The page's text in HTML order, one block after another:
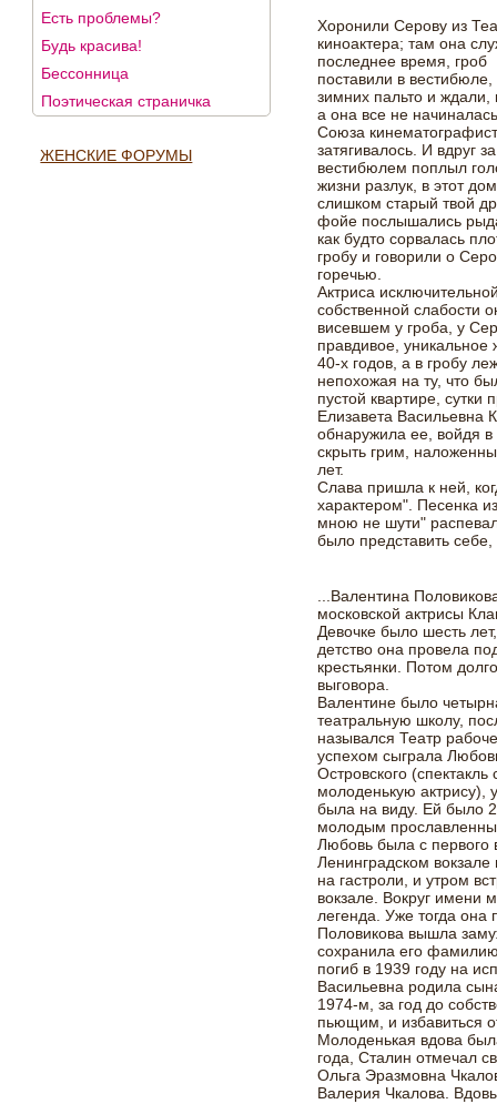
Есть проблемы?
Будь красива!
Бессонница
Поэтическая страничка
ЖЕНСКИЕ ФОРУМЫ
Хоронили Серову из
киноактера; там она
последнее время, гроб
поставили в
зимних пальто и ждали,
а она все не
Союза
затягивалось. И вдруг
вестибюлем поплыл
жизни разлук, в этот
слишком старый твой
фойе послышались
как будто сорвалась
гробу и говорили о
горечью.
Актриса
собственной слабости
висевшем у гроба, у
правдивое,
40-х годов, а в гробу
непохожая на ту, что
пустой квартире, сутки
Елизавета Васильевна
обнаружила ее, войдя
скрыть грим,
лет.
Слава пришла к ней,
характером". Песенка
мною не шути"
было представить себе,
...Валентина
московской актрисы
Девочке было шесть
детство она провела
крестьянки. Потом
выговора.
Валентине было
театральную школу,
назывался Театр
успехом сыграла
Островского
молоденькую актрису),
была на виду. Ей было
молодым
Любовь была с первого
Ленинградском
на гастроли, и утром
вокзале. Вокруг имени
легенда. Уже тогда она
Половикова вышла
сохранила его
погиб в 1939 году на
Васильевна родила
1974-м, за год до
пьющим, и избавиться
Молоденькая вдова
года, Сталин отмечал
Ольга Эразмовна
Валерия Чкалова.